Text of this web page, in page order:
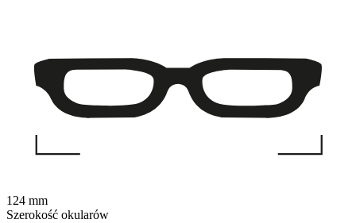
124 mm
Szerokość okularów